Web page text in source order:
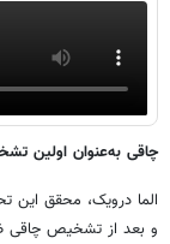
چاقی به‌عنوان اولین
الما درویک، محقق این
و بعد از تشخیص چاقی